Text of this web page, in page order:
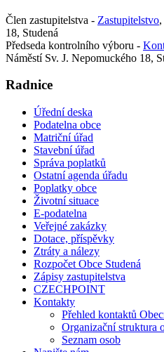
Člen zastupitelstva - Zastupitelstvo,
18, Studená
Předseda kontrolního výboru -
Náměstí Sv. J. Nepomuckého 18,
Radnice
Úřední deska
Podatelna obce
Matriční úřad
Stavební úřad
Správa poplatků
Ostatní agenda úřadu
Poplatky obce
Životní situace
E-podatelna
Veřejné zakázky
Dotace, příspěvky
Ztráty a nálezy
Rozpočet Obce Studená
Zápisy zastupitelstva
CZECHPOINT
Kontakty
Přehled kontaktů
Organizační struktura
Seznam osob